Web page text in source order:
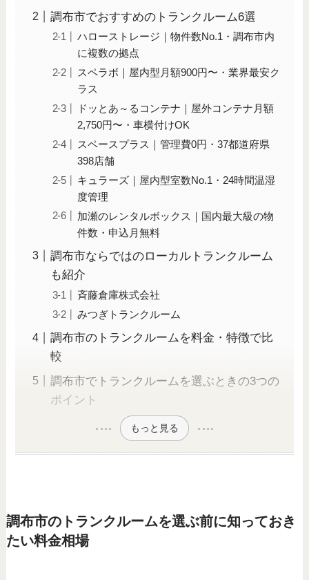
調布市でおすすめのトランクルーム6選
ハローストレージ｜物件数No.1・調布市内
に複数の拠点
スペラボ｜屋内型月額900円〜・業界最安ク
ラス
ドッとあ～るコンテナ｜屋外コンテナ月額
2,750円〜・車横付けOK
スペースプラス｜管理費0円・37都道府県
398店舗
キュラーズ｜屋内型室数No.1・24時間温湿
度管理
加瀬のレンタルボックス｜国内最大級の物
件数・申込月無料
調布市ならではのローカルトランクルーム
も紹介
斉藤倉庫株式会社
みつぎトランクルーム
調布市のトランクルームを料金・特徴で比
較
調布市でトランクルームを選ぶときの3つの
ポイント
もっと見る
調布市のトランクルームを選ぶ前に知っておき
たい料金相場